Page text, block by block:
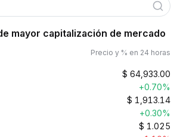
mayor capitalización de mercado
Precio y % en 24 horas
$ 64,933.00
+0.70%
$ 1,913.14
+0.30%
$ 1.025